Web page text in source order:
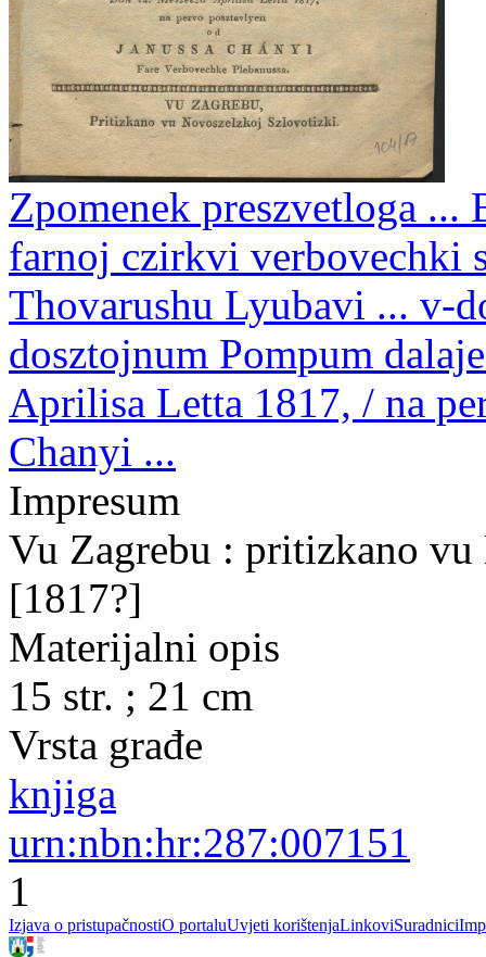
Zpomenek preszvetloga ...
farnoj czirkvi verbovechki
Thovarushu Lyubavi ... v-
dosztojnum Pompum
Aprilisa Letta 1817, / na
Chanyi ...
Impresum
Vu Zagrebu : pritizkano
[1817?]
Materijalni opis
15 str. ; 21 cm
Vrsta građe
knjiga
urn:nbn:hr:287:007151
1
Izjava o pristupačnostiO portaluUvjeti korištenjaLinkoviSuradnici